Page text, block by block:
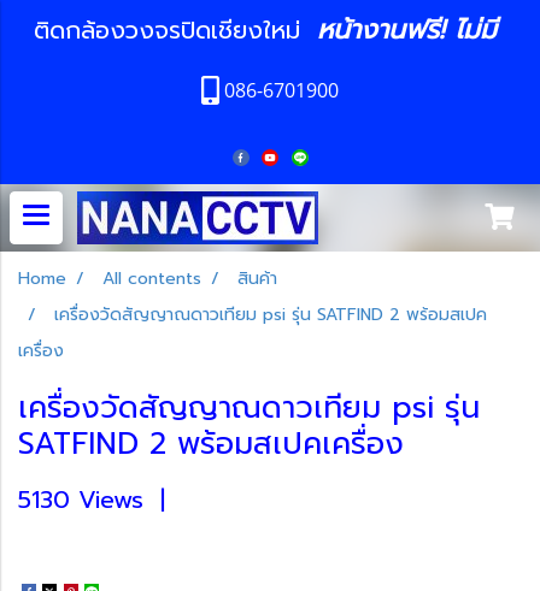
ติดกล้องวงจรปิดเชียงใหม่ หน้างานฟรี! ไม่มี
086-6701900
Home All contents
สินค้า
เครื่องวัดสัญญาณดาวเทียม psi รุ่น SATFIND 2 พร้อมสเปค
เครื่อง
เครื่องวัดสัญญาณดาวเทียม psi รุ่น
SATFIND 2 พร้อมสเปคเครื่อง
5130 Views |